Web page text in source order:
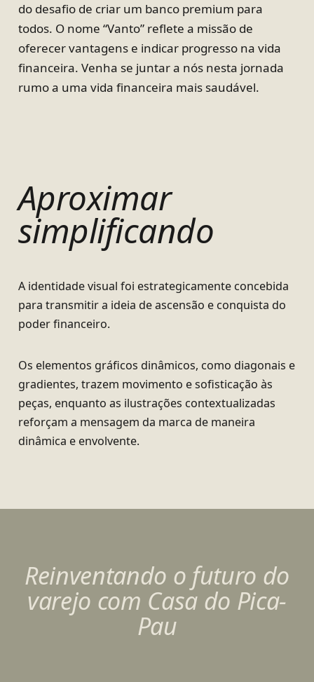
do desafio de criar um banco premium para
todos. O nome “Vanto” reflete a missão de
oferecer vantagens e indicar progresso na vida
financeira. Venha se juntar a nós nesta jornada
rumo a uma vida financeira mais saudável.
Aproximar
simplificando
A identidade visual foi estrategicamente concebida
para transmitir a ideia de ascensão e conquista do
poder financeiro.
Os elementos gráficos dinâmicos, como diagonais e
gradientes, trazem movimento e sofisticação às
peças, enquanto as ilustrações contextualizadas
reforçam a mensagem da marca de maneira
dinâmica e envolvente.
Reinventando o futuro do
varejo com Casa do Pica-
Pau